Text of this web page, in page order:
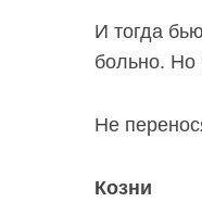
И тогда
больно. Но
Не
Козни